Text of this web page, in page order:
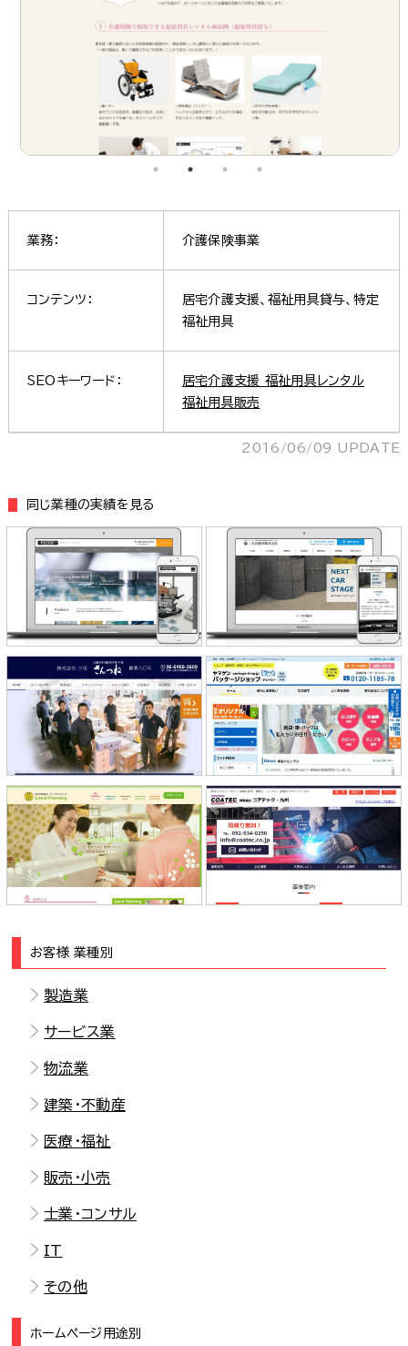
業務： 介護保険事業
コンテンツ：
居宅介護支援、福祉用具貸与、特定
福祉用具
SEOキーワード：
居宅介護支援 福祉用具レンタル
福祉用具販売
2016/06/09 UPDATE
同じ業種の実績を見る
株式会社フィッシャー・インストル
メンツ 様
三共自動車株式会社 様
株式会社 三恒 様
山元紙包装社（パッケージショッ
プ）様
株式会社グッドプランニング 様 コアテック・九州 様
お客様 業種別
製造業
サービス業
物流業
建築・不動産
医療・福祉
販売・小売
士業・コンサル
IT
その他
ホームページ用途別